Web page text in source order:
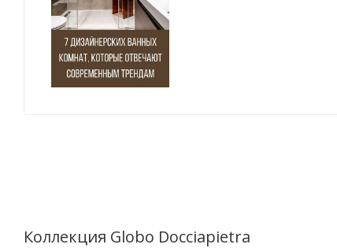
Коллекция Globo Docciapietra